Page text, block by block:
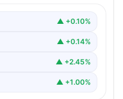
Ligi 3. eleme turu ilk
▲ +0.10%
▲ +0.14%
▲ +2.45%
▲ +1.00%